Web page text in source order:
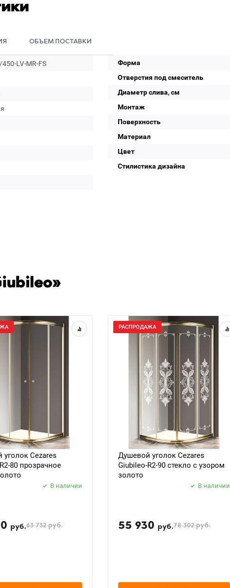
ОБЪЕМ ПОСТАВКИ
LV-MR-FS
Форма
Отверстия под смеситель
Диаметр слива, см
Монтаж
Поверхность
Материал
Цвет
Стилистика дизайна
Cezares
80 прозрачное
В наличии
руб.63 732руб.
РАСПРОДАЖА
Душевой уголок Cezares
Giubileo-R2-90 стекло с узором
золото
В наличии
55 930 руб.78 302руб.